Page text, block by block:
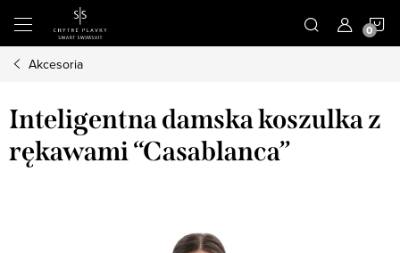
treści
Akcesoria
Inteligentna damska koszulka z
rękawami “Casablanca”